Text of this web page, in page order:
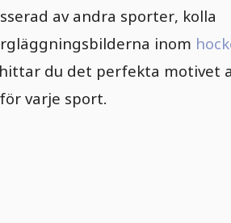
av andra sporter, kolla
inom
du det perfekta motivet
varje sport.